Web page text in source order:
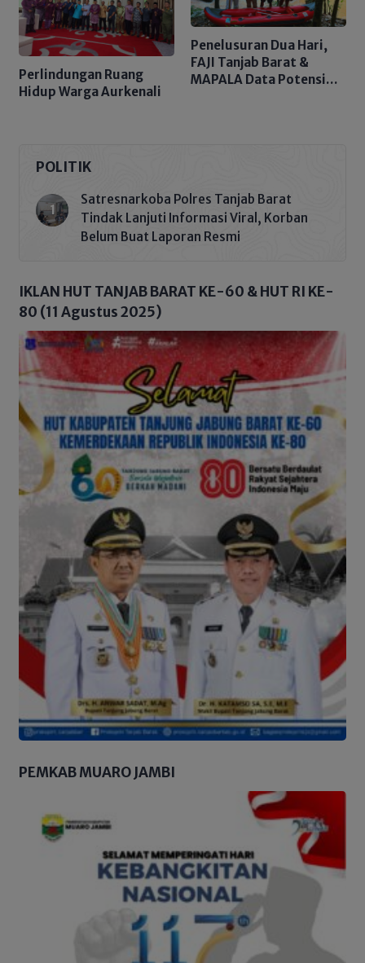
Perlindungan Ruang
Hidup Warga Aurkenali
Penelusuran Dua Hari,
FAJI Tanjab Barat &
MAPALA Data Potensi
POLITIK
Satresnarkoba Polres Tanjab Barat
Tindak Lanjuti Informasi Viral, Korban
Belum Buat Laporan Resmi
IKLAN HUT TANJAB BARAT KE-60 & HUT RI KE-
80 (11 Agustus 2025)
PEMKAB MUARO JAMBI